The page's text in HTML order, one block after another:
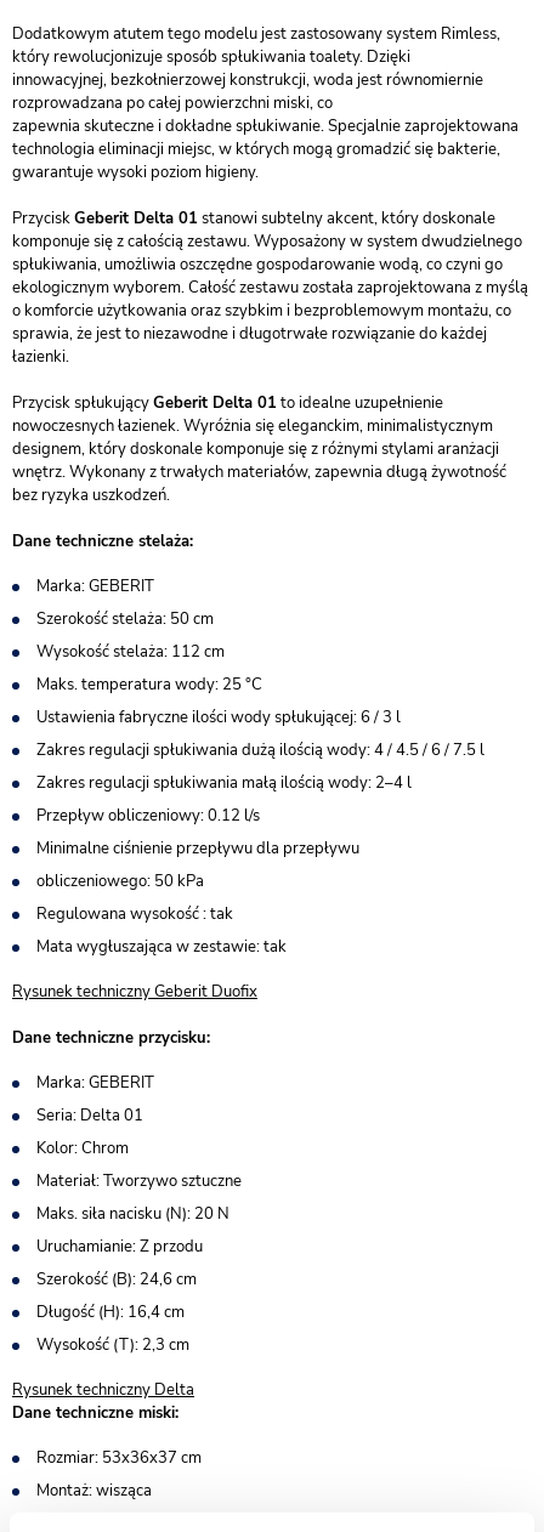
Dodatkowym atutem tego modelu jest zastosowany system Rimless,
który rewolucjonizuje sposób spłukiwania toalety. Dzięki
innowacyjnej, bezkołnierzowej konstrukcji, woda jest równomiernie
rozprowadzana po całej powierzchni miski, co
zapewnia skuteczne i dokładne spłukiwanie. Specjalnie zaprojektowana
technologia eliminacji miejsc, w których mogą gromadzić się bakterie,
gwarantuje wysoki poziom higieny.
PrzyciskGeberit Delta 01 stanowi subtelny akcent, który doskonale
komponuje się z całością zestawu. Wyposażony w system dwudzielnego
spłukiwania, umożliwia oszczędne gospodarowanie wodą, co czyni go
ekologicznym wyborem. Całość zestawu została zaprojektowana z myślą
o komforcie użytkowania oraz szybkim i bezproblemowym montażu, co
sprawia, że jest to niezawodne i długotrwałe rozwiązanie do każdej
łazienki.
Przycisk spłukującyGeberit Delta 01 to idealne uzupełnienie
nowoczesnych łazienek. Wyróżnia się eleganckim, minimalistycznym
designem, który doskonale komponuje się z różnymi stylami aranżacji
wnętrz. Wykonany z trwałych materiałów, zapewnia długą żywotność
bez ryzyka uszkodzeń.
Dane techniczne stelaża:
Marka: GEBERIT
Szerokość stelaża: 50 cm
Wysokość stelaża: 112 cm
Maks. temperatura wody: 25 °C
Ustawienia fabryczne ilości wody spłukującej: 6 / 3 l
Zakres regulacji spłukiwania dużą ilością wody: 4 / 4.5 / 6 / 7.5 l
Zakres regulacji spłukiwania małą ilością wody: 2–4 l
Przepływ obliczeniowy: 0.12 l/s
Minimalne ciśnienie przepływu dla przepływu
obliczeniowego: 50 kPa
Regulowana wysokość : tak
Mata wygłuszająca w zestawie: tak
Rysunek techniczny Geberit Duofix
Dane techniczne przycisku:
Marka: GEBERIT
Seria: Delta 01
Kolor: Chrom
Materiał: Tworzywo sztuczne
Maks. siła nacisku (N): 20 N
Uruchamianie: Z przodu
Szerokość (B): 24,6 cm
Długość (H): 16,4 cm
Wysokość (T): 2,3 cm
Rysunek techniczny Delta
Dane techniczne miski:
Rozmiar: 53x36x37 cm
Montaż: wisząca